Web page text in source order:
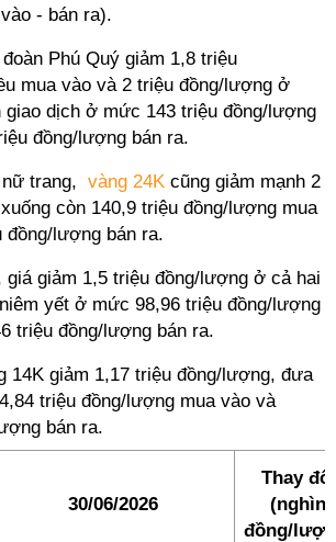
- bán ra).
Phú Quý giảm 1,8 triệu
mua vào và 2 triệu đồng/lượng ở
giao dịch ở mức 143 triệu đồng/lượng
đồng/lượng bán ra.
trang, vàng 24K cũng giảm mạnh 2
còn 140,9 triệu đồng/lượng mua
đồng/lượng bán ra.
giảm 1,5 triệu đồng/lượng ở cả hai
yết ở mức 98,96 triệu đồng/lượng
triệu đồng/lượng bán ra.
14K giảm 1,17 triệu đồng/lượng, đưa
triệu đồng/lượng mua vào và
bán ra.
30/06/2026
Thay đổi
(nghìn
đồng/